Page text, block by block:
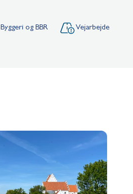
Byggeri og BBR Vejarbejde